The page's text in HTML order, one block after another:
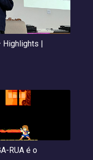
|
RUA é o